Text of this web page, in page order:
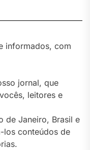
informados, com
jornal, que
leitores e
de Janeiro, Brasil e
los conteúdos de